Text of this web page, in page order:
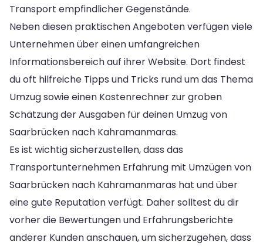
Transport empfindlicher Gegenstände.
Neben diesen praktischen Angeboten verfügen viele
Unternehmen über einen umfangreichen
Informationsbereich auf ihrer Website. Dort findest
du oft hilfreiche Tipps und Tricks rund um das Thema
Umzug sowie einen Kostenrechner zur groben
Schätzung der Ausgaben für deinen Umzug von
Saarbrücken nach Kahramanmaras.
Es ist wichtig sicherzustellen, dass das
Transportunternehmen Erfahrung mit Umzügen von
Saarbrücken nach Kahramanmaras hat und über
eine gute Reputation verfügt. Daher solltest du dir
vorher die Bewertungen und Erfahrungsberichte
anderer Kunden anschauen, um sicherzugehen, dass